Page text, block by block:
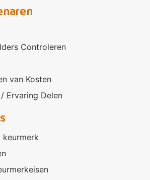
Controleren
van Kosten
Ervaring Delen
keurmerk